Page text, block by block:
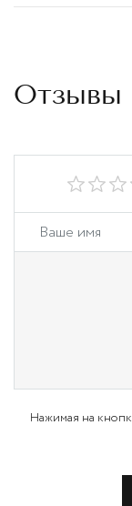
Отзывы
Нажимая на